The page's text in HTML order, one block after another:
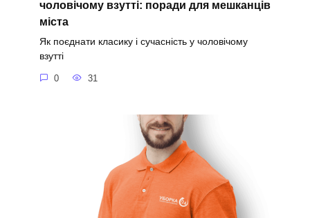
чоловічому взутті: поради для мешканців
міста
Як поєднати класику і сучасність у чоловічому
взутті
0 31